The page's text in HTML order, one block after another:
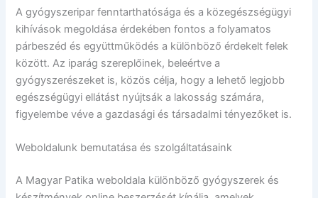
A gyógyszeripar fenntarthatósága és a közegészségügyi
kihívások megoldása érdekében fontos a folyamatos
párbeszéd és együttműködés a különböző érdekelt felek
között. Az iparág szereplőinek, beleértve a
gyógyszerészeket is, közös célja, hogy a lehető legjobb
egészségügyi ellátást nyújtsák a lakosság számára,
figyelembe véve a gazdasági és társadalmi tényezőket is.
Weboldalunk bemutatása és szolgáltatásaink
A Magyar Patika weboldala különböző gyógyszerek és